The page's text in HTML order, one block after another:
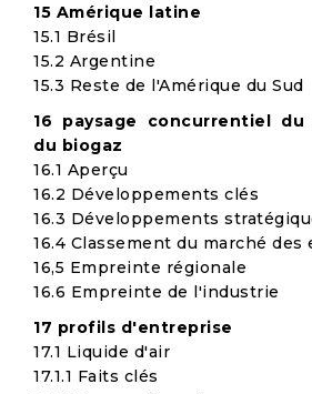
15 Amérique latine
15.1 Brésil
15.2 Argentine
15.3 Reste de l'Amérique du Sud
16 paysage concurrentiel du
du biogaz
16.1 Aperçu
16.2 Développements clés
16.3 Développements
16.4 Classement du marché
16,5 Empreinte régionale
16.6 Empreinte de l'industrie
17 profils d'entreprise
17.1 Liquide d'air
17.1.1 Faits clés